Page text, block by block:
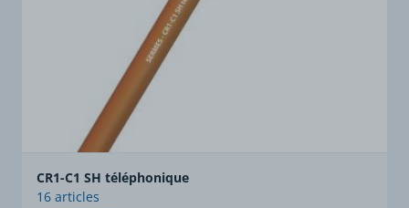
CR1-C1 SH téléphonique
16 articles